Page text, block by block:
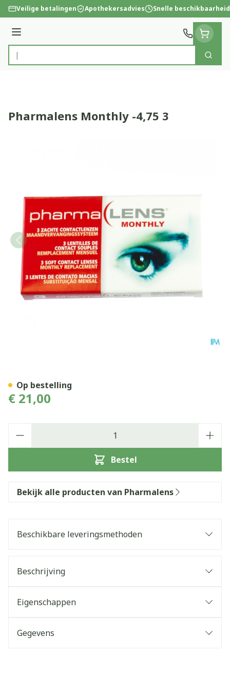
Ga naar de inhoud
Veilige betalingen Apothekersadvies Snelle beschikbaarheid
Menu
Product, merk, categorie...
Zoek
Pharmalens Monthly -4,75 3
€ 21,00
Bestel
Op bestelling
Bekijk alle producten van Pharmalens
Beschikbare leveringsmethoden
Beschrijving
Eigenschappen
Gegevens